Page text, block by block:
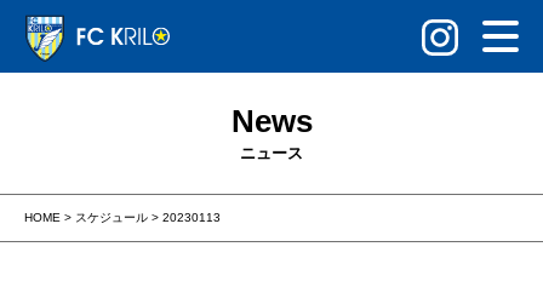
News
ニュース
HOME > スケジュール > 20230113